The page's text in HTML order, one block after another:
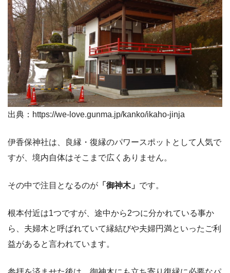
出典：https://we-love.gunma.jp/kanko/ikaho-jinja
伊香保神社は、良縁・復縁のパワースポットとして人気で
すが、境内自体はそこまで広くありません。
その中で注目となるのが 「御神木」 です。
根本付近は1つですが、途中から2つに分かれている事か
ら、夫婦木と呼ばれていて縁結びや夫婦円満といったご利
益があると言われています。